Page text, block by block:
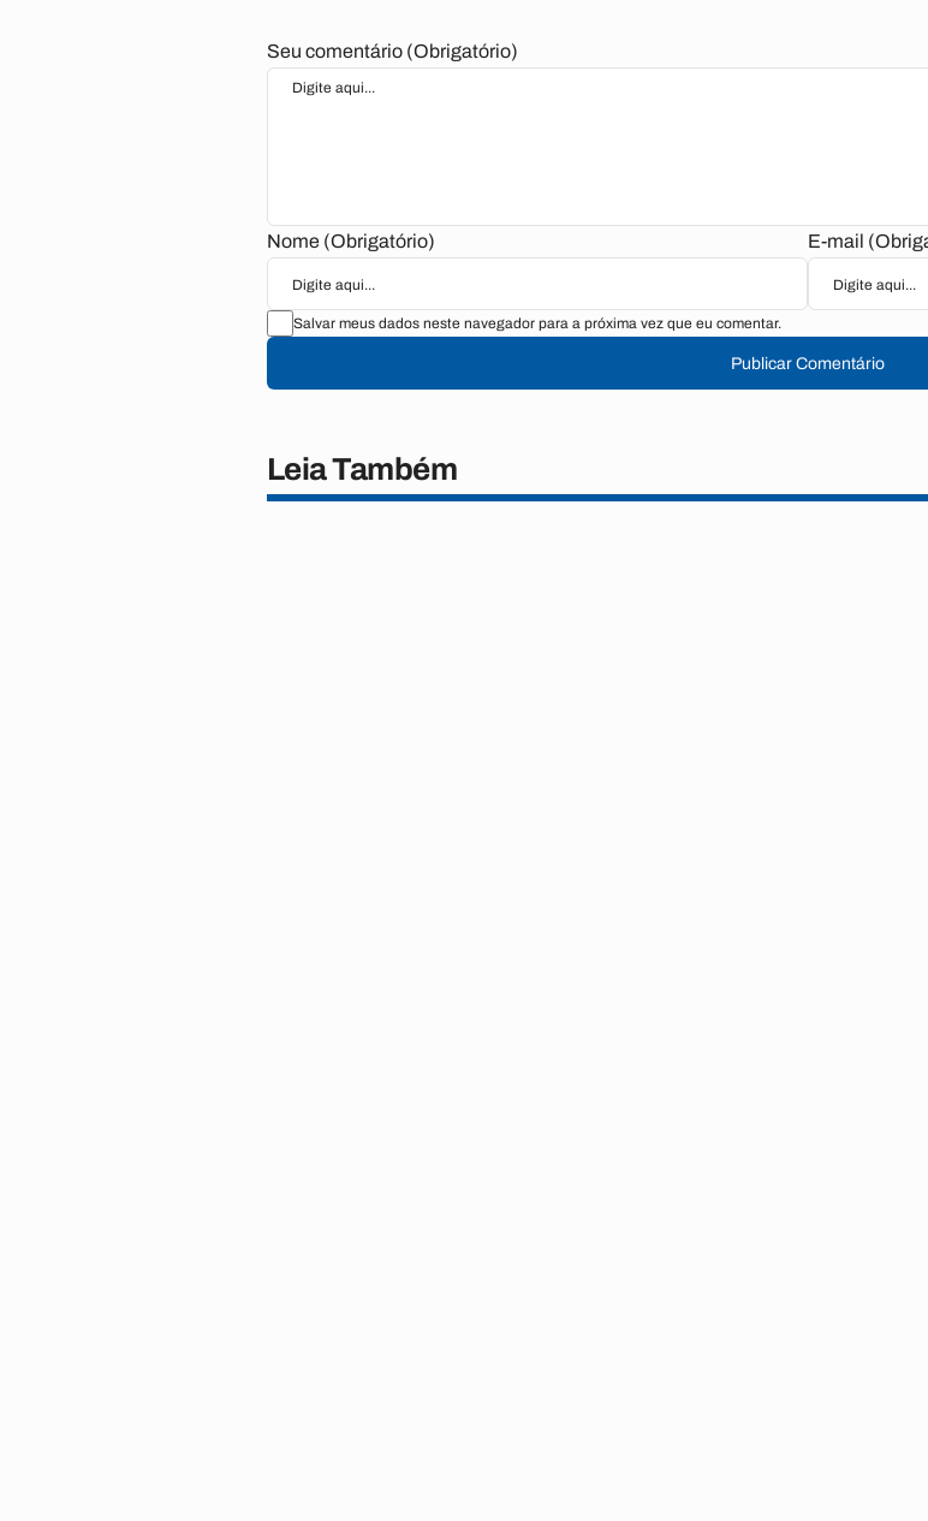
Seu comentário (Obrigatório)
Nome (Obrigatório) E-mail
Salvar meus dados neste navegador para a próxima vez que eu comentar.
Publicar Comentário
Leia Também